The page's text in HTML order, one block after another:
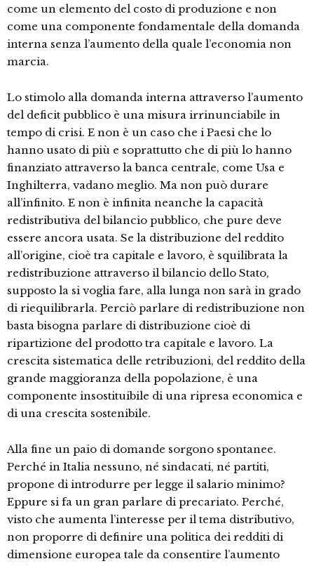
come un elemento del costo di produzione e non
come una componente fondamentale della domanda
interna senza l’aumento della quale l’economia non
marcia.
Lo stimolo alla domanda interna attraverso l’aumento
del deficit pubblico è una misura irrinunciabile in
tempo di crisi. E non è un caso che i Paesi che lo
hanno usato di più e soprattutto che di più lo hanno
finanziato attraverso la banca centrale, come Usa e
Inghilterra, vadano meglio. Ma non può durare
all’infinito. E non è infinita neanche la capacità
redistributiva del bilancio pubblico, che pure deve
essere ancora usata. Se la distribuzione del reddito
all’origine, cioè tra capitale e lavoro, è squilibrata la
redistribuzione attraverso il bilancio dello Stato,
supposto la si voglia fare, alla lunga non sarà in grado
di riequilibrarla. Perciò parlare di redistribuzione non
basta bisogna parlare di distribuzione cioè di
ripartizione del prodotto tra capitale e lavoro. La
crescita sistematica delle retribuzioni, del reddito della
grande maggioranza della popolazione, è una
componente insostituibile di una ripresa economica e
di una crescita sostenibile.
Alla fine un paio di domande sorgono spontanee.
Perché in Italia nessuno, né sindacati, né partiti,
propone di introdurre per legge il salario minimo?
Eppure si fa un gran parlare di precariato. Perché,
visto che aumenta l’interesse per il tema distributivo,
non proporre di definire una politica dei redditi di
dimensione europea tale da consentire l’aumento